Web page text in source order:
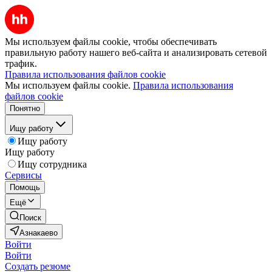
Мы используем файлы cookie, чтобы обеспечивать
правильную работу нашего веб-сайта и анализировать сетевой
трафик.
Правила использования файлов cookie
Мы используем файлы cookie. Правила использования
файлов cookie
Понятно
Ищу работу
Ищу работу
Ищу работу
Ищу сотрудника
Сервисы
Помощь
Ещё
Поиск
Азнакаево
Войти
Войти
Создать резюме